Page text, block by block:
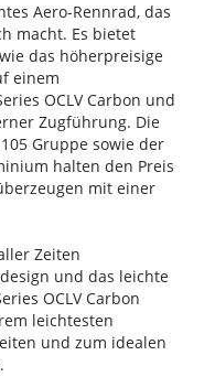
Aero-Rennrad, das
macht. Es bietet
das höherpreisige
einem
OCLV Carbon und
Zugführung. Die
Gruppe sowie der
halten den Preis
mit einer
Zeiten
und das leichte
OCLV Carbon
leichtesten
und zum idealen